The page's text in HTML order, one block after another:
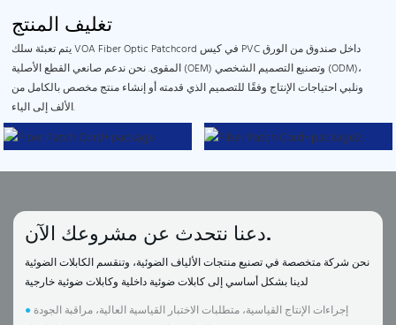
تغليف المنتج
يتم تعبئة سلك VOA Fiber Optic Patchcord في كيس PVC داخل صندوق من الورق
المقوى.نحن ندعم صانعي القطع الأصلية (OEM) وتصنيع التصميم الشخصي (ODM)،
ونلبي احتياجات الإنتاج وفقًا للتصميم الذي قدمته أو إنشاء منتج مخصص بالكامل من
الألف إلى الياء.
دعنا نتحدث عن مشروعك الآن.
نحن شركة متخصصة في تصنيع منتجات الألياف الضوئية، وتنقسم الكابلات الضوئية
● إجراءات الإنتاج القياسية، متطلبات الاختبار القياسية العالية، مراقبة الجودة